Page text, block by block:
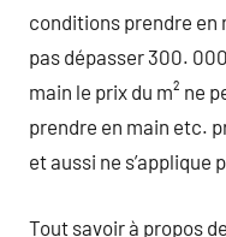
conditions prendre en
pas dépasser 300.
main le prix du m² ne
prendre en main etc.
et aussi ne s’applique
Tout savoir à propos de